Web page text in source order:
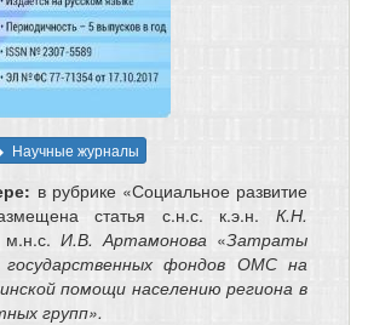
Научные журналы
в рубрике «Социальное развитие
статья с.н.с. к.э.н.К.Н.
И.В. Артамонова «Затраты
фондов ОМС на
помощи населению региона в
групп».